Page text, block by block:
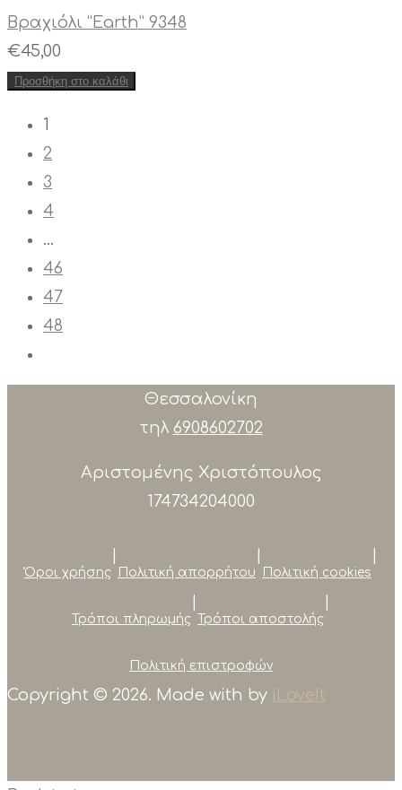
Βραχιόλι “Earth” 9348
€45,00
Προσθήκη στο καλάθι
1
2
3
4
…
46
47
48
Θεσσαλονίκη
τηλ 6908602702
Αριστομένης Χριστόπουλος
174734204000
Όροι χρήσης Πολιτική απορρήτου Πολιτική cookies
Τρόποι πληρωμής Τρόποι αποστολής
Πολιτική επιστροφών
Copyright © 2026. Made with by iLoveIt